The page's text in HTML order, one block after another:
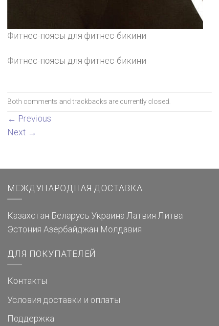
Фитнес-поясы для фитнес-бикини
Фитнес-поясы для фитнес-бикини
Both comments and trackbacks are currently closed.
← Previous
Next →
МЕЖДУНАРОДНАЯ ДОСТАВКА
Казахстан Беларусь Украина Латвия Литва
Эстония Азербайджан Молдавия
ДЛЯ ПОКУПАТЕЛЕЙ
Контакты
Условия доставки и оплаты
Поддержка